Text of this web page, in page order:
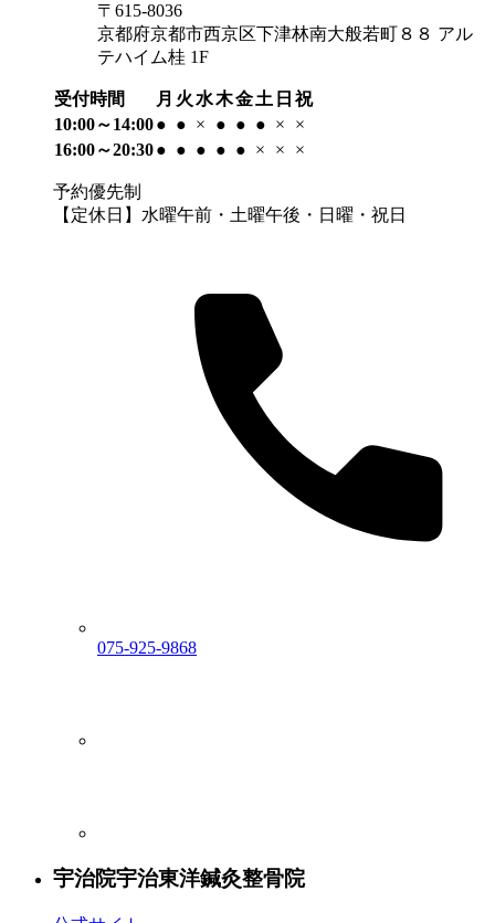
〒615-8036
京都府京都市西京区下津林南大般若町８８ アル
テハイム桂 1F
受付時間 月 火 水木金土 日 祝
10:00～14:00● ● × ● ● ● ×
×
16:00～20:30● ● ● ● ● × × ×
予約優先制
【定休日】水曜午前・土曜午後・日曜・祝日
075-925-9868
宇治院宇治東洋鍼灸整骨院